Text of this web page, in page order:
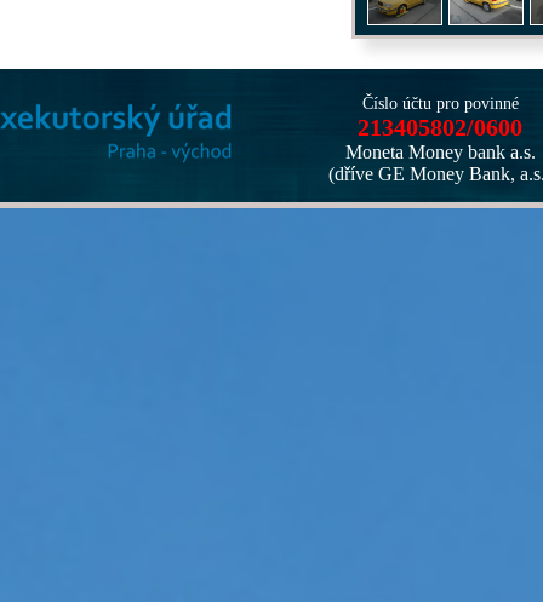
Číslo účtu pro povinné
213405802/0600
Moneta Money bank a.s.
(dříve GE Money Bank,